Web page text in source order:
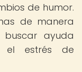
de humor.
de manera
buscar ayuda
el estrés de